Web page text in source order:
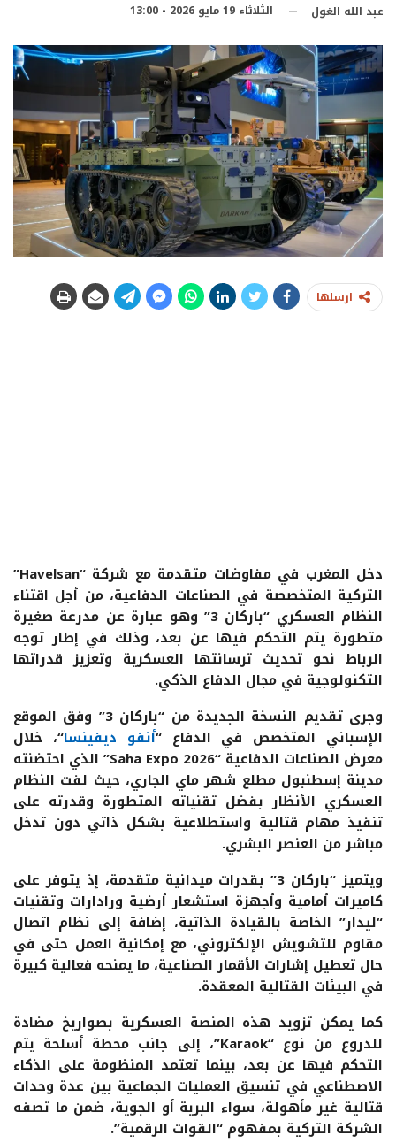
عبد الله الغول الثلاثاء 19 مايو 2026 - 13:00
ارسلها
دخل المغرب في مفاوضات متقدمة مع شركة “Havelsan”
التركية المتخصصة في الصناعات الدفاعية، من أجل اقتناء
النظام العسكري “باركان 3” وهو عبارة عن مدرعة صغيرة
متطورة يتم التحكم فيها عن بعد، وذلك في إطار توجه
الرباط نحو تحديث ترسانتها العسكرية وتعزيز قدراتها
التكنولوجية في مجال الدفاع الذكي.
وجرى تقديم النسخة الجديدة من “باركان 3” وفق الموقع
الإسباني المتخصص في الدفاع “أنفو ديفينسا“، خلال
معرض الصناعات الدفاعية “Saha Expo 2026” الذي احتضنته
مدينة إسطنبول مطلع شهر ماي الجاري، حيث لفت النظام
العسكري الأنظار بفضل تقنياته المتطورة وقدرته على
تنفيذ مهام قتالية واستطلاعية بشكل ذاتي دون تدخل
مباشر من العنصر البشري.
ويتميز “باركان 3” بقدرات ميدانية متقدمة، إذ يتوفر على
كاميرات أمامية وأجهزة استشعار أرضية ورادارات وتقنيات
“ليدار” الخاصة بالقيادة الذاتية، إضافة إلى نظام اتصال
مقاوم للتشويش الإلكتروني، مع إمكانية العمل حتى في
حال تعطيل إشارات الأقمار الصناعية، ما يمنحه فعالية كبيرة
في البيئات القتالية المعقدة.
كما يمكن تزويد هذه المنصة العسكرية بصواريخ مضادة
للدروع من نوع “Karaok”، إلى جانب محطة أسلحة يتم
التحكم فيها عن بعد، بينما تعتمد المنظومة على الذكاء
الاصطناعي في تنسيق العمليات الجماعية بين عدة وحدات
قتالية غير مأهولة، سواء البرية أو الجوية، ضمن ما تصفه
الشركة التركية بمفهوم “القوات الرقمية”.